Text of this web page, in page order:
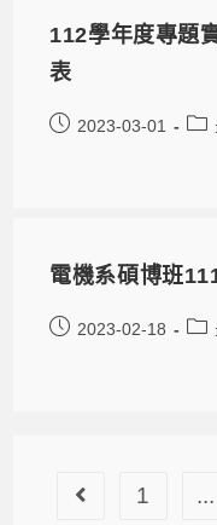
112學年度專題
表
2023-03-01
電機系碩博班
2023-02-18
1 ...